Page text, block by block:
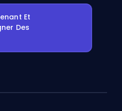
Et
Des